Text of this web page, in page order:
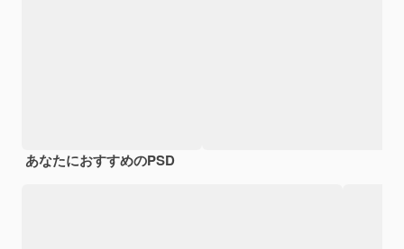
あなたにおすすめのPSD